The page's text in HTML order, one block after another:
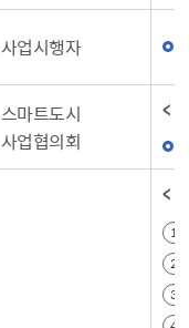
사업시행자
스마트도시
사업협의회
<
<